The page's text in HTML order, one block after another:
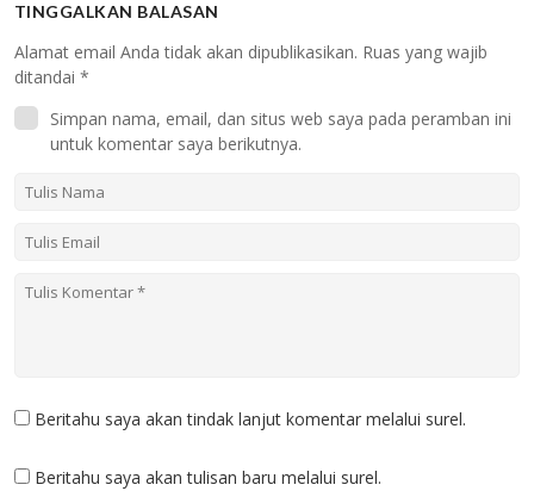
TINGGALKAN BALASAN
Alamat email Anda tidak akan dipublikasikan. Ruas yang wajib
ditandai *
Simpan nama, email, dan situs web saya pada peramban ini
untuk komentar saya berikutnya.
Beritahu saya akan tindak lanjut komentar melalui surel.
Beritahu saya akan tulisan baru melalui surel.